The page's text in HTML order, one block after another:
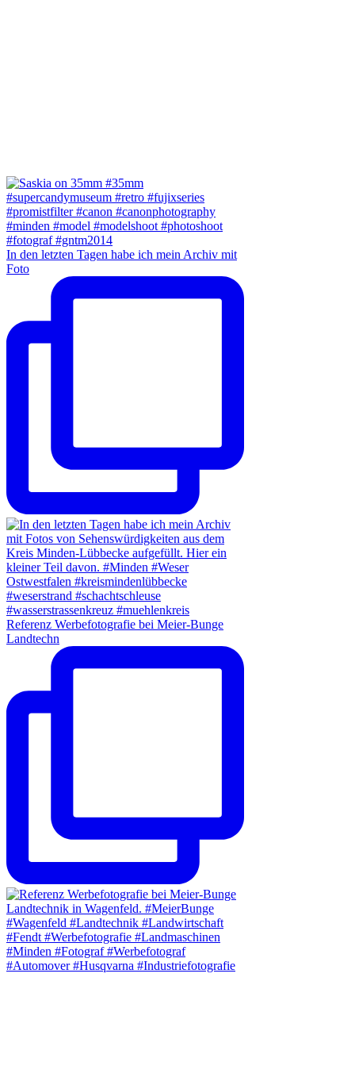
In den letzten Tagen habe ich mein Archiv mit
Foto
Referenz Werbefotografie bei Meier-Bunge
Landtechn